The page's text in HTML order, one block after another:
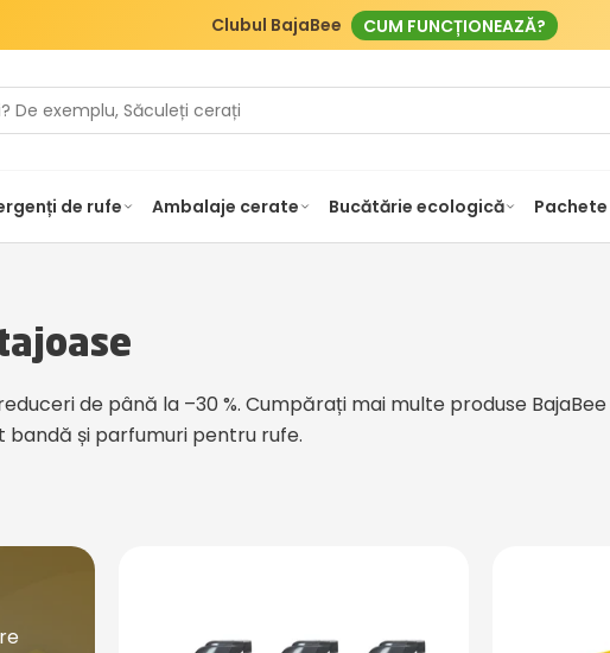
Clubul BajaBee CUM FUNCȚIONEAZĂ?
de rufe Ambalaje cerate Bucătărie ecologică
de până la –30 %. Cumpărați mai multe produse
și parfumuri pentru rufe.